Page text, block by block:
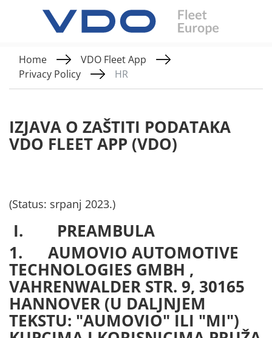
Home
VDO Fleet App
Privacy Policy
HR
IZJAVA O ZAŠTITI PODATAKA
VDO FLEET APP (VDO)
(Status: srpanj 2023.)
I. PREAMBULA
1. AUMOVIO AUTOMOTIVE
TECHNOLOGIES GMBH ,
VAHRENWALDER STR. 9, 30165
HANNOVER (U DALJNJEM
TEKSTU: "AUMOVIO" ILI "MI")